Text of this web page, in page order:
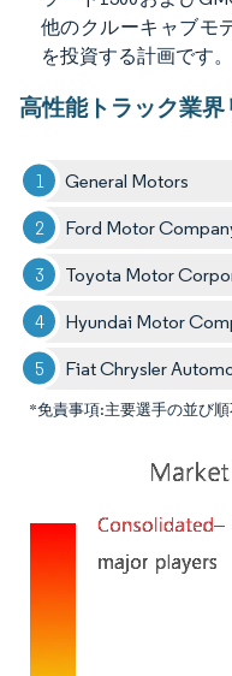
他のクルーキャブモ
を投資する計画です。
高性能トラック業界
General Motors
Ford Motor
Toyota Motor
Hyundai Motor
Fiat Chrysler
*免責事項:主要選手の並び順